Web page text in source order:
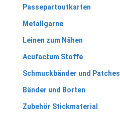
Passepartoutkarten
Metallgarne
Leinen zum Nähen
Acufactum Stoffe
Schmuckbänder und Patches
Bänder und Borten
Zubehör Stickmaterial